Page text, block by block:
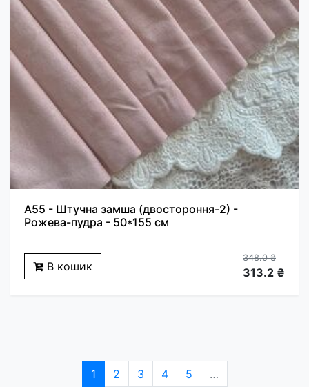
A55 - Штучна замша (двостороння-2) -
Рожева-пудра - 50*155 см
В кошик
348.0 ₴
313.2 ₴
1 2 3 4 5 …